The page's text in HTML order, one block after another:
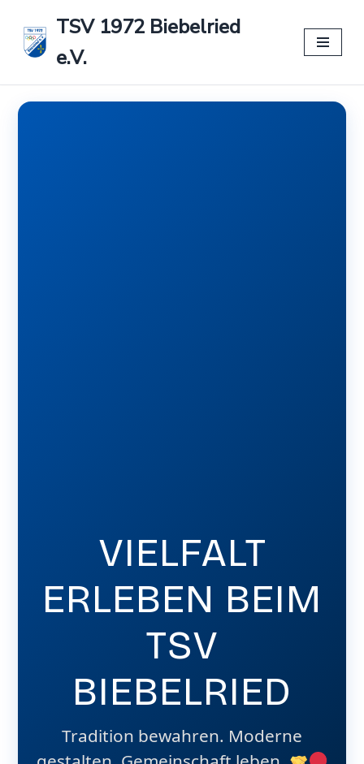
Zum
Inhalt
springen
TSV 1972 Biebelried
e.V.
VIELFALT
ERLEBEN BEIM
TSV
BIEBELRIED
Tradition bewahren. Moderne